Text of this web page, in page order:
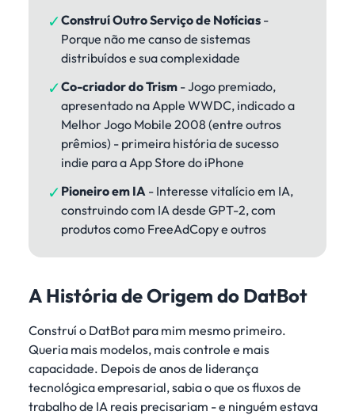
✓Construí Outro Serviço de Notícias -
Porque não me canso de sistemas
distribuídos e sua complexidade
✓Co-criador do Trism - Jogo premiado,
apresentado na Apple WWDC, indicado a
Melhor Jogo Mobile 2008 (entre outros
prêmios) - primeira história de sucesso
indie para a App Store do iPhone
✓ Pioneiro em IA - Interesse vitalício em IA,
construindo com IA desde GPT-2, com
produtos como FreeAdCopy e outros
A História de Origem do DatBot
Construí o DatBot para mim mesmo primeiro.
Queria mais modelos, mais controle e mais
capacidade. Depois de anos de liderança
tecnológica empresarial, sabia o que os fluxos de
trabalho de IA reais precisariam - e ninguém estava